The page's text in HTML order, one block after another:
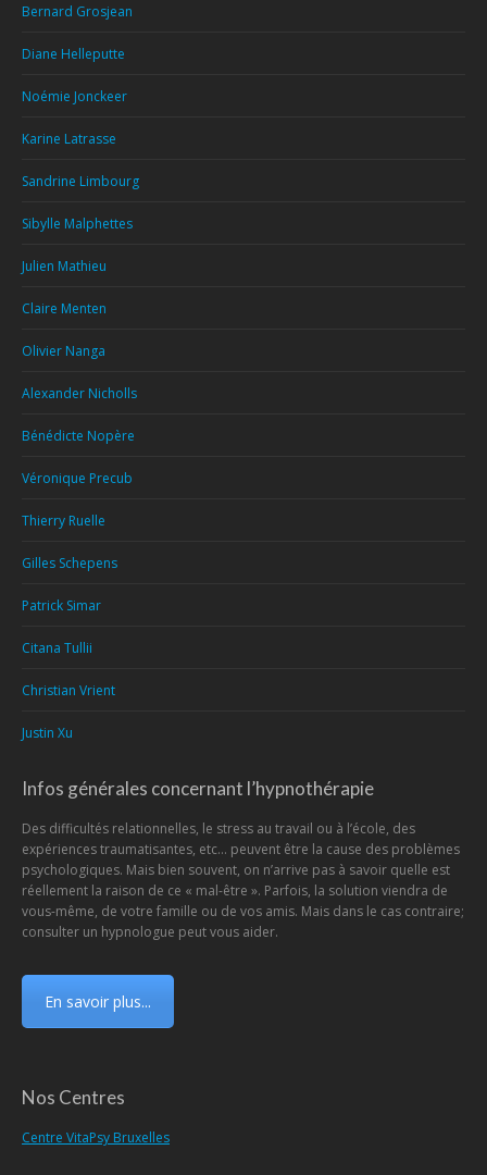
Bernard Grosjean
Diane Helleputte
Noémie Jonckeer
Karine Latrasse
Sandrine Limbourg
Sibylle Malphettes
Julien Mathieu
Claire Menten
Olivier Nanga
Alexander Nicholls
Bénédicte Nopère
Véronique Precub
Thierry Ruelle
Gilles Schepens
Patrick Simar
Citana Tullii
Christian Vrient
Justin Xu
Infos générales concernant l’hypnothérapie
Des difficultés relationnelles, le stress au travail ou à l’école, des
expériences traumatisantes, etc… peuvent être la cause des problèmes
psychologiques. Mais bien souvent, on n’arrive pas à savoir quelle est
réellement la raison de ce « mal-être ». Parfois, la solution viendra de
vous-même, de votre famille ou de vos amis. Mais dans le cas contraire;
consulter un hypnologue peut vous aider.
En savoir plus...
Nos Centres
Centre VitaPsy Bruxelles